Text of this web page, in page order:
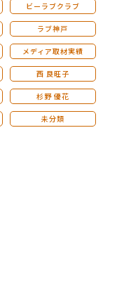
ビーラブクラブ
ラブ神戸
メディア取材実績
西 良旺子
杉野 優花
未分類